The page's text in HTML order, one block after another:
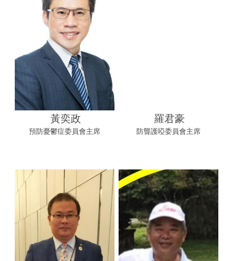
黃奕政
預防憂鬱症委員會主席
羅君豪
防聾護啞委員會主席